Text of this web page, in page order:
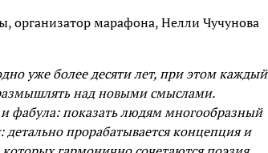
организатор марафона, Нелли Чучунова
уже более десяти лет, при этом каждый
над новыми смыслами.
и фабула: показать людям многообразный
прорабатывается концепция и